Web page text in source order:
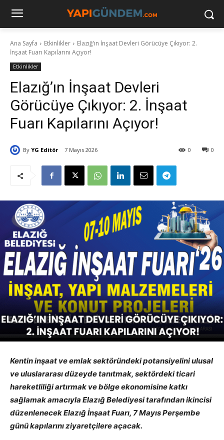
Ana Sayfa Etkinlikler
Elazığ’ın İnşaat Devleri Görücüye Çıkıyor: 2.
İnşaat Fuarı Kapılarını Açıyor!
Etkinlikler
Elazığ’ın İnşaat Devleri
Görücüye Çıkıyor: 2. İnşaat
Fuarı Kapılarını Açıyor!
By YG Editör 7 Mayıs 2026 0
0
Kentin inşaat ve emlak sektöründeki potansiyelini ulusal
ve uluslararası düzeyde tanıtmak, sektördeki ticari
hareketliliği artırmak ve bölge ekonomisine katkı
sağlamak amacıyla Elazığ Belediyesi tarafından ikincisi
düzenlenecek Elazığ İnşaat Fuarı, 7 Mayıs Perşembe
günü kapılarını ziyaretçilere açacak.